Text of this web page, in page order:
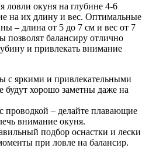
ловли окуня на глубине 4-6
на их длину и вес. Оптимальные
– длина от 5 до 7 см и вес от 7
позволят балансиру отлично
и привлекать внимание
с яркими и привлекательными
будут хорошо заметны даже на
проводкой – делайте плавающие
внимание окуня.
подбор оснастки и лески
при ловле на балансир.